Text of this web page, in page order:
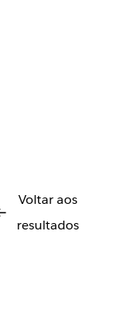
Voltar aos
resultados